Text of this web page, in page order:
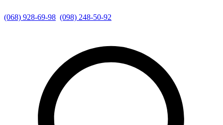
(068) 928-69-98 (098) 248-50-92